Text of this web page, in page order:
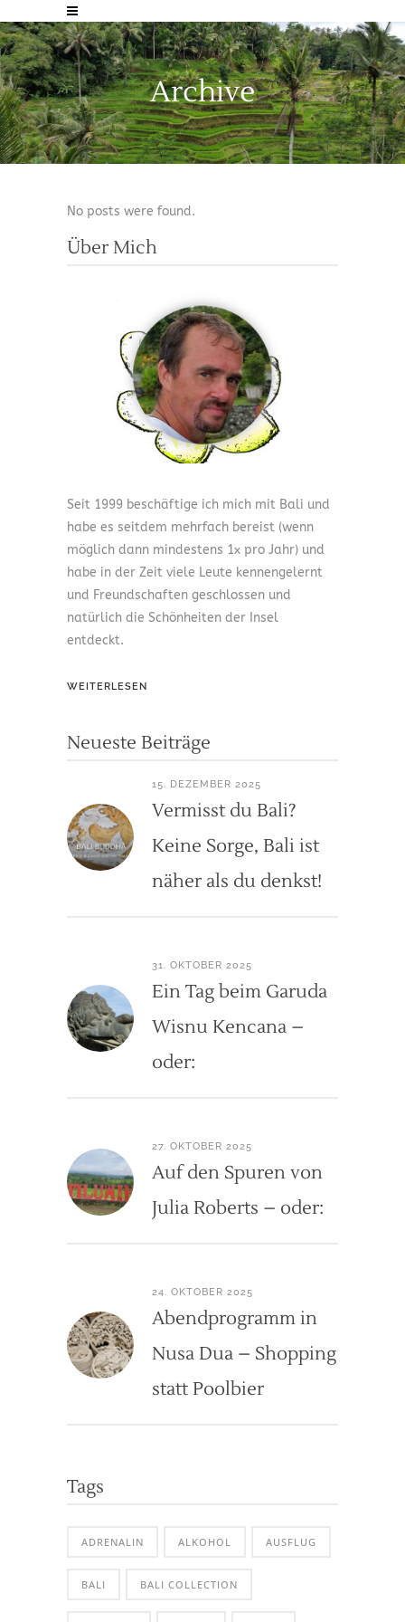
Archive
No posts were found.
Über Mich
Seit 1999 beschäftige ich mich mit Bali und
habe es seitdem mehrfach bereist (wenn
möglich dann mindestens 1x pro Jahr) und
habe in der Zeit viele Leute kennengelernt
und Freundschaften geschlossen und
natürlich die Schönheiten der Insel
entdeckt.
WEITERLESEN
Neueste Beiträge
15. DEZEMBER 2025
Vermisst du Bali?
Keine Sorge, Bali ist
näher als du denkst!
31. OKTOBER 2025
Ein Tag beim Garuda
Wisnu Kencana –
oder:
27. OKTOBER 2025
Auf den Spuren von
Julia Roberts – oder:
24. OKTOBER 2025
Abendprogramm in
Nusa Dua – Shopping
statt Poolbier
Tags
ADRENALIN ALKOHOL AUSFLUG
BALI BALI COLLECTION